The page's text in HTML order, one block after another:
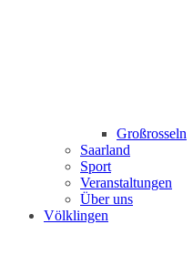
Großrosseln
Saarland
Sport
Veranstaltungen
Über uns
Völklingen